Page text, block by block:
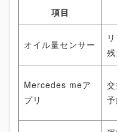
項目
オイル量センサー
Mercedes meア
プリ